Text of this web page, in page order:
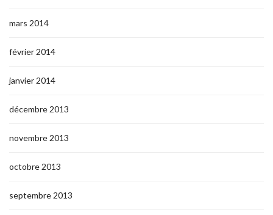
mars 2014
février 2014
janvier 2014
décembre 2013
novembre 2013
octobre 2013
septembre 2013